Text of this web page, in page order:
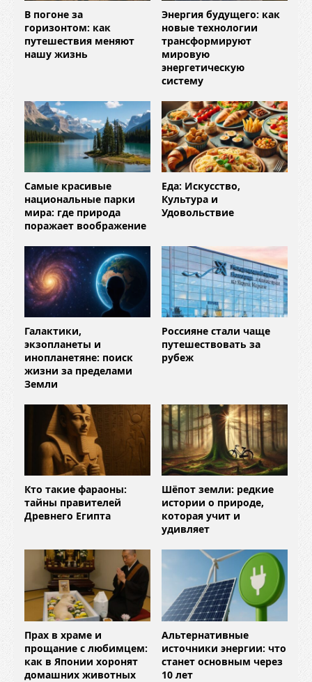
В погоне за
горизонтом: как
путешествия меняют
нашу жизнь
Энергия будущего: как
новые технологии
трансформируют
мировую
энергетическую
систему
Самые красивые
национальные парки
мира: где природа
поражает воображение
Еда: Искусство,
Культура и
Удовольствие
Галактики,
экзопланеты и
инопланетяне: поиск
жизни за пределами
Земли
Россияне стали чаще
путешествовать за
рубеж
Кто такие фараоны:
тайны правителей
Древнего Египта
Шёпот земли: редкие
истории о природе,
которая учит и
удивляет
Прах в храме и
прощание с любимцем:
как в Японии хоронят
домашних животных
Альтернативные
источники энергии: что
станет основным через
10 лет